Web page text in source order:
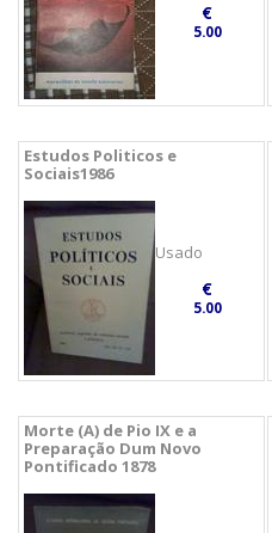
€
5.00
Estudos Politicos e
Sociais1986
Usado
€
5.00
Morte (A) de Pio IX e a
Preparação Dum Novo
Pontificado 1878